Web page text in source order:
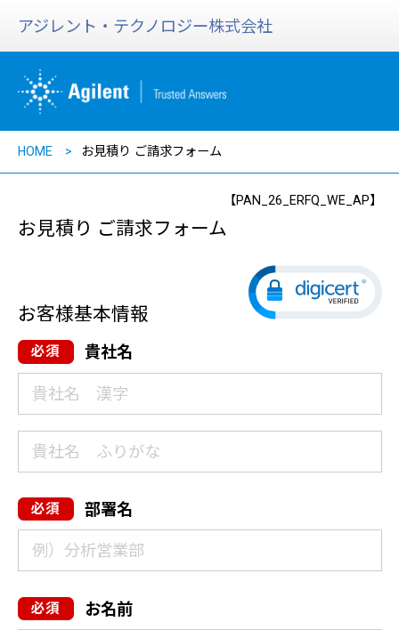
アジレント・テクノロジー株式会社
HOME お見積り ご請求フォーム
【PAN_26_ERFQ_WE_AP】
お見積り ご請求フォーム
お客様基本情報
貴社名
部署名
お名前